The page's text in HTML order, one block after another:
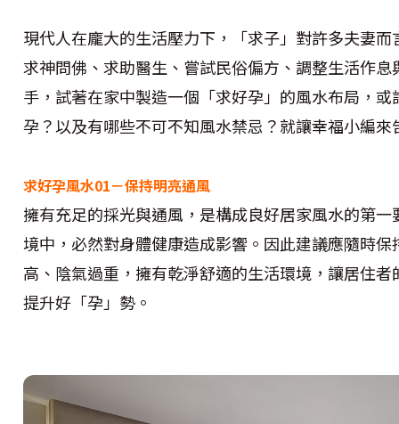
現代人在龐大的生活壓力下，「求子」對許多夫妻
求神問佛、求助醫生、嘗試民俗偏方、調整生活作
手，試著在家中製造一個「求好孕」的風水布局，
孕？以及有哪些不可不知風水禁忌？就讓幸福小編來
求好孕風水01－保持明亮通風
擁有充足的採光與通風，是構成良好居家風水的第
境中，必然對身體健康造成影響。因此建議應隨時
高、陰氣過重，擁有乾淨舒適的生活環境，讓居住
提升好「孕」勢。